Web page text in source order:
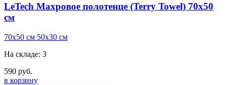
LeTech Махровое полотенце (Terry Towel) 70x50
см
70x50 см 50x30 см
На складе: 3
590 руб.
в корзину